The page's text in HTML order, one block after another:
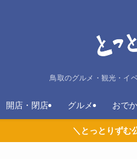
鳥取のグルメ・観光・イ
開店・閉店 グルメ おで
＼とっとりずむ